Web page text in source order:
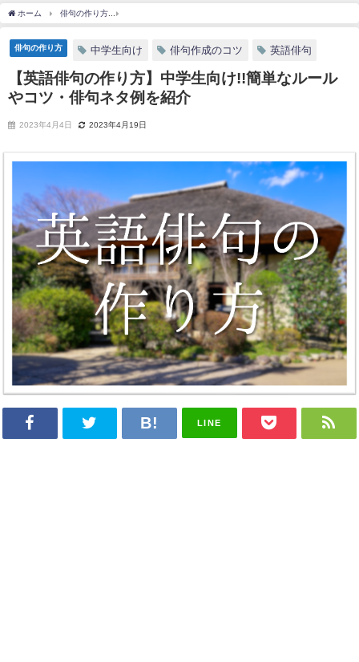
ホーム 俳句の作り方
俳句の作り方 中学生向け 俳句作成のコツ 英語俳句
【英語俳句の作り方】中学生向け!!簡単なルール
やコツ・俳句ネタ例を紹介
2023年4月4日 2023年4月19日
LINE